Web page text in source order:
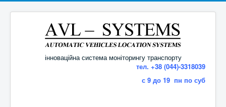
інноваційна система моніторингу транспорту
тел. +38 (044)-3318039
с 9 до 19 пн по суб